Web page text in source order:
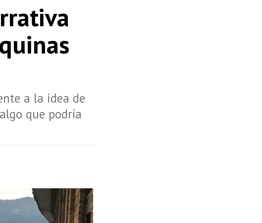
a la idea de
que podría